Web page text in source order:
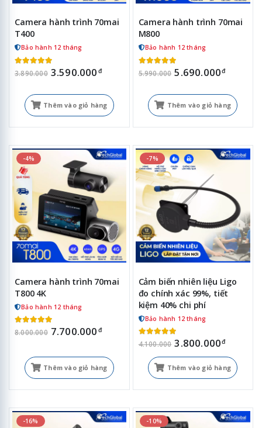
Camera hành trình 70mai
T400
Bảo hành 12 tháng
3.890.000 3.590.000 đ
Thêm vào giỏ hàng
Camera hành trình 70mai
M800
Bảo hành 12 tháng
5.990.000 5.690.000đ
Thêm vào giỏ hàng
-4%
Camera hành trình 70mai
T800 4K
Bảo hành 12 tháng
8.000.000 7.700.000 đ
Thêm vào giỏ hàng
-7%
Cảm biến nhiên liệu Ligo
đo chính xác 99%, tiết
kiệm 40% chi phí
Bảo hành 12 tháng
4.100.000 3.800.000đ
Thêm vào giỏ hàng
-16% -10%